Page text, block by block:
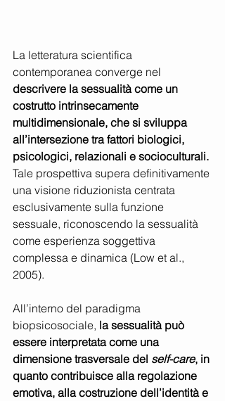
La letteratura scientifica
contemporanea converge nel
descrivere la sessualità come un
costrutto intrinsecamente
multidimensionale, che si sviluppa
all’intersezione tra fattori biologici,
psicologici, relazionali e socioculturali.
Tale prospettiva supera definitivamente
una visione riduzionista centrata
esclusivamente sulla funzione
sessuale, riconoscendo la sessualità
come esperienza soggettiva
complessa e dinamica (Low et al.,
2005).
All’interno del paradigma
biopsicosociale, la sessualità può
essere interpretata come una
dimensione trasversale del self-care, in
quanto contribuisce alla regolazione
emotiva, alla costruzione dell’identità e